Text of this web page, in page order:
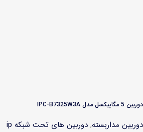
دوربین 5 مگاپیکسل مدل IPC-B7325W3A
دوربین مداربسته, دوربین های تحت شبکه ip